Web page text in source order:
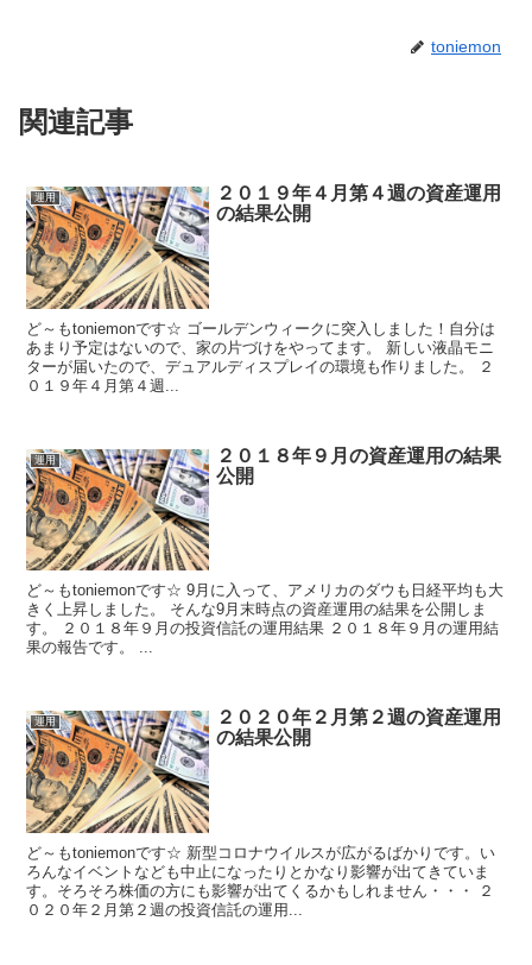
toniemon
関連記事
運用
２０１９年４月第４週の資産運用
の結果公開
ど～もtoniemonです☆ ゴールデンウィークに突入しました！自分は
あまり予定はないので、家の片づけをやってます。 新しい液晶モニ
ターが届いたので、デュアルディスプレイの環境も作りました。 ２
０１９年４月第４週...
運用
２０１８年９月の資産運用の結果
公開
ど～もtoniemonです☆ 9月に入って、アメリカのダウも日経平均も大
きく上昇しました。 そんな9月末時点の資産運用の結果を公開しま
す。 ２０１８年９月の投資信託の運用結果 ２０１８年９月の運用結
果の報告です。 ...
運用
２０２０年２月第２週の資産運用
の結果公開
ど～もtoniemonです☆ 新型コロナウイルスが広がるばかりです。い
ろんなイベントなども中止になったりとかなり影響が出てきていま
す。そろそろ株価の方にも影響が出てくるかもしれません・・・ ２
０２０年２月第２週の投資信託の運用...